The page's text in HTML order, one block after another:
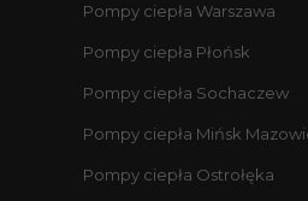
Pompy ciepła Warszawa
Pompy ciepła Płońsk
Pompy ciepła Sochaczew
Pompy ciepła Mińsk
Pompy ciepła Ostrołęka